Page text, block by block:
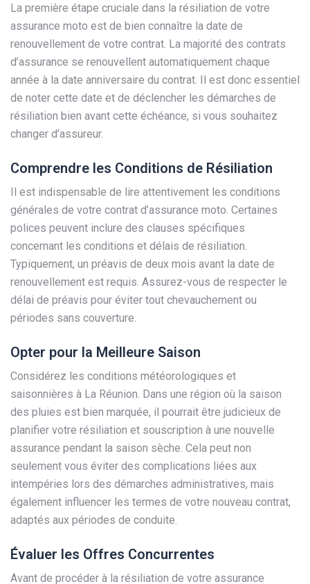
La première étape cruciale dans la résiliation de votre
assurance moto est de bien connaître la date de
renouvellement de votre contrat. La majorité des contrats
d’assurance se renouvellent automatiquement chaque
année à la date anniversaire du contrat. Il est donc essentiel
de noter cette date et de déclencher les démarches de
résiliation bien avant cette échéance, si vous souhaitez
changer d’assureur.
Comprendre les Conditions de Résiliation
Il est indispensable de lire attentivement les conditions
générales de votre contrat d’assurance moto. Certaines
polices peuvent inclure des clauses spécifiques
concernant les conditions et délais de résiliation.
Typiquement, un préavis de deux mois avant la date de
renouvellement est requis. Assurez-vous de respecter le
délai de préavis pour éviter tout chevauchement ou
périodes sans couverture.
Opter pour la Meilleure Saison
Considérez les conditions météorologiques et
saisonnières à La Réunion. Dans une région où la saison
des pluies est bien marquée, il pourrait être judicieux de
planifier votre résiliation et souscription à une nouvelle
assurance pendant la saison sèche. Cela peut non
seulement vous éviter des complications liées aux
intempéries lors des démarches administratives, mais
également influencer les termes de votre nouveau contrat,
adaptés aux périodes de conduite.
Évaluer les Offres Concurrentes
Avant de procéder à la résiliation de votre assurance